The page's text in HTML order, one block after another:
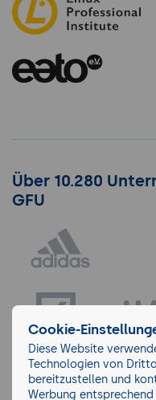
Über 10.280
GFU
Cookie-
Diese Website
Technologien von
bereitzustellen und
Werbung